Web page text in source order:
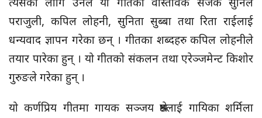
पराजुली, कपिल लोहनी, सुनिता सुब्बा तथा रिता राईलाई
धन्यवाद ज्ञापन गरेका छन् । गीतका शब्दहरु कपिल लोहनीले
तयार पारेका हुन् । यो गीतको संकलन तथा एरेञ्जमेन्ट किशोर
गुरुङले गरेका हुन् ।
यो कर्णप्रिय गीतमा गायक सञ्जय श्रेष्ठलाई गायिका शर्मिला